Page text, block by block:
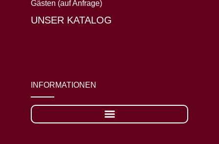
Gästen (auf Anfrage)
UNSER KATALOG
INFORMATIONEN